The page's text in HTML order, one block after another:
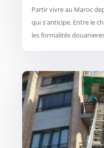
Partir vivre au Maroc
qui s'anticipe. Entre le
les formalités